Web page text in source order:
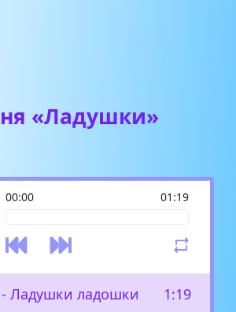
«Ладушки»
00:00 01:19
- Ладушки ладошки 1:19